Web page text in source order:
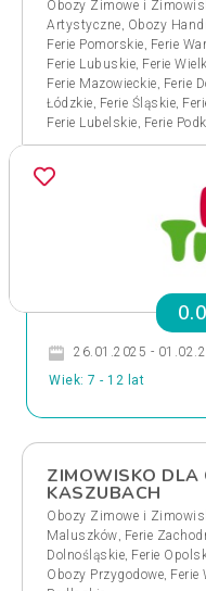
Obozy Zimowe i
Artystyczne, Obozy
Ferie Pomorskie, Ferie
Ferie Lubuskie, Ferie
Ferie Mazowieckie, Ferie
Łódzkie, Ferie Śląskie,
Ferie Lubelskie, Ferie
26.01.2025 -
Wiek: 7 - 12 lat
ZIMOWISKO
KASZUBACH
Obozy Zimowe i
Maluszków, Ferie
Dolnośląskie, Ferie
Obozy Przygodowe, Ferie